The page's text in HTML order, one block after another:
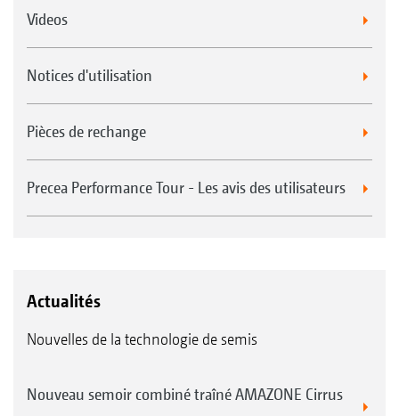
Videos
Notices d'utilisation
Pièces de rechange
Precea Performance Tour - Les avis des utilisateurs
Actualités
Nouvelles de la technologie de semis
Nouveau semoir combiné traîné AMAZONE Cirrus